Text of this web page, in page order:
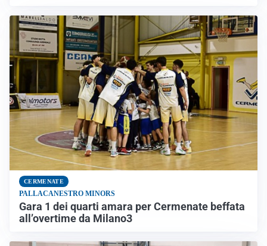
CERMENATE
PALLACANESTRO MINORS
Gara 1 dei quarti amara per Cermenate beffata
all’overtime da Milano3